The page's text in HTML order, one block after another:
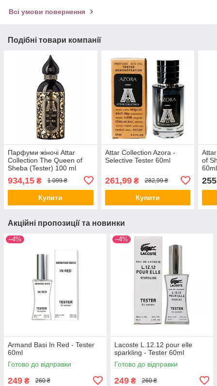
Всі умови повернення
Подібні товари компанії
Парфуми жіночі Attar
Collection The Queen of
Sheba (Tester) 100 ml
(Тестер) 100 мл all К
934,15 ₴ 1 099 ₴
Купити
Attar Collection Azora -
Selective Tester 60ml
261,99₴ 282,99 ₴
Купити
of
60ml
Акційні пропозиції та новинки
–4%
Armand Basi In Red - Tester
60ml
Готово до відправки
249 ₴ 260 ₴
–4%
Lacoste L.12.12 pour elle
sparkling - Tester 60ml
Готово до відправки
249 ₴ 260 ₴